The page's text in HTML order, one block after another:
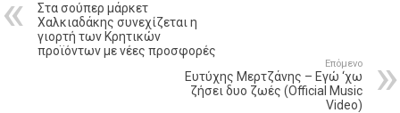
Στα σούπερ μάρκετ
Χαλκιαδάκης συνεχίζεται η
γιορτή των Κρητικών
προϊόντων με νέες προσφορές
Επόμενο
Ευτύχης Μερτζάνης – Εγώ ‘χω
ζήσει δυο ζωές (Official Music
Video)